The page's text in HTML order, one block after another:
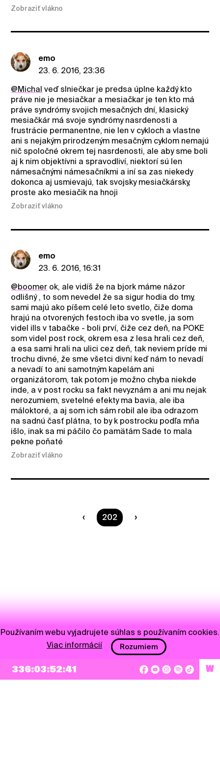
Zobraziť vlákno
emo
23. 6. 2016, 23:36
@Michal veď slniečkar je predsa úplne každý kto
práve nie je mesiačkar a mesiačkar je ten kto má
práve syndrómy svojich mesačných dní, klasický
mesiačkár má svoje syndrómy nasrdenosti a
frustrácie permanentne, nie len v cykloch a vlastne
ani s nejakým prirodzeným mesačným cyklom nemajú
nič spoločné okrem tej nasrdenosti, ale aby sme boli
aj k nim objektívni a spravodliví, niektorí sú len
námesačnými námesačníkmi a iní sa zas niekedy
dokonca aj usmievajú, tak svojsky mesiačkársky,
proste ako mesiačik na hnoji
Zobraziť vlákno
emo
23. 6. 2016, 16:31
@boomer ok, ale vidíš že na bjork máme názor
odlišný , to som nevedel že sa sigur hodia do tmy,
sami majú ako píšem celé leto svetlo, čiže doma
hrajú na otvorených festoch iba vo svetle, ja som
videl ills v tabačke - boli prví, čiže cez deň, na POKE
som videl post rock, okrem esa z lesa hrali cez deň,
a esa sami hrali na ulici cez deň, tak neviem príde mi
trochu divné, že sme všetci divní keď nám to nevadí
a nevadí to ani samotným kapelám ani
organizátorom, tak potom je možno chyba niekde
inde, a v post rocku sa fakt nevyznám a ani mu nejak
nerozumiem, svetelné efekty ma bavia, ale iba
máloktoré, a aj som ich sám robil ale iba odrazom
na sadnú časť plátna, to by k postrocku podľa mňa
išlo, inak sa mi páčilo čo pamätám Sade to mala
pekne poňaté
Zobraziť vlákno
Ste na strane
202
336:03:52:41 W
Používaním webu vyjadrujete súhlas s používaním cookies.
Viac informácií
Rozumiem